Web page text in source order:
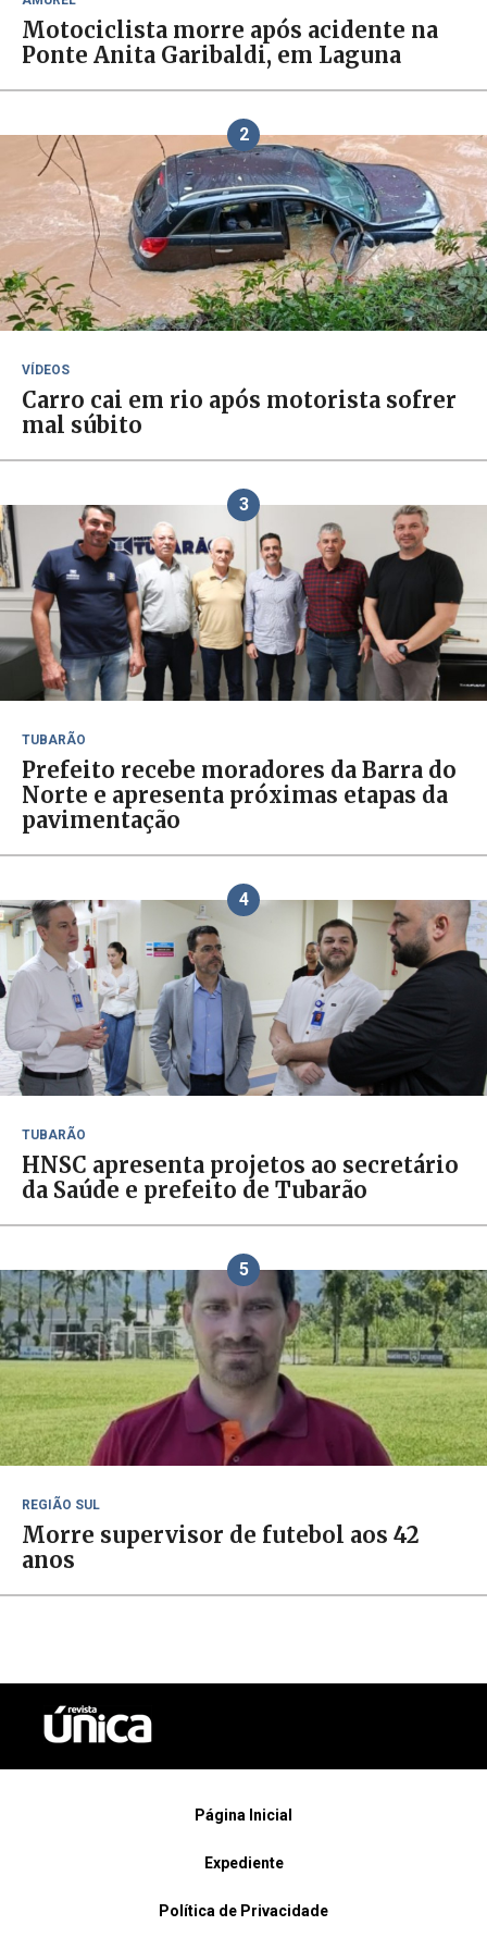
Motociclista morre após acidente na
Ponte Anita Garibaldi, em Laguna
2
VÍDEOS
Carro cai em rio após motorista sofrer
mal súbito
3
TUBARÃO
Prefeito recebe moradores da Barra do
Norte e apresenta próximas etapas da
pavimentação
4
TUBARÃO
HNSC apresenta projetos ao secretário
da Saúde e prefeito de Tubarão
5
REGIÃO SUL
Morre supervisor de futebol aos 42
anos
Página Inicial
Expediente
Política de Privacidade